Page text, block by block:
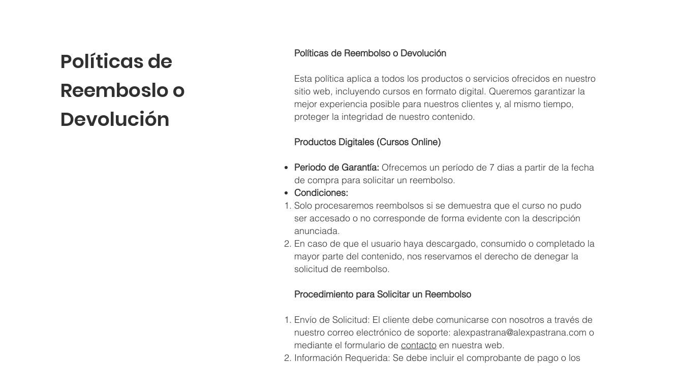
Políticas de
Reemboslo o
Devolución
Políticas de Reembolso o Devolución
Esta política aplica a todos los productos o servicios ofrecidos en nuestro
sitio web, incluyendo cursos en formato digital. Queremos garantizar la
mejor experiencia posible para nuestros clientes y, al mismo tiempo,
proteger la integridad de nuestro contenido.
Productos Digitales (Cursos Online)
Periodo de Garantía: Ofrecemos un período de 7 dias a partir de la fecha
de compra para solicitar un reembolso.
Condiciones:
Solo procesaremos reembolsos si se demuestra que el curso no pudo
ser accesado o no corresponde de forma evidente con la descripción
anunciada.
En caso de que el usuario haya descargado, consumido o completado la
mayor parte del contenido, nos reservamos el derecho de denegar la
solicitud de reembolso.
Procedimiento para Solicitar un Reembolso
Envío de Solicitud: El cliente debe comunicarse con nosotros a través de
nuestro correo electrónico de soporte:alexpastrana@alexpastrana.com o
mediante el formulario decontacto en nuestra web.
Información Requerida: Se debe incluir el comprobante de pago o los